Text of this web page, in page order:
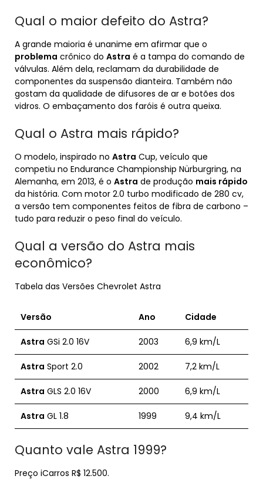
Qual o maior defeito do Astra?
A grande maioria é unanime em afirmar que o
problema crônico do Astra é a tampa do comando de
válvulas. Além dela, reclamam da durabilidade de
componentes da suspensão dianteira. Também não
gostam da qualidade de difusores de ar e botões dos
vidros. O embaçamento dos faróis é outra queixa.
Qual o Astra mais rápido?
O modelo, inspirado no Astra Cup, veículo que
competiu no Endurance Championship Nürburgring, na
Alemanha, em 2013, é o Astra de produção mais rápido
da história. Com motor 2.0 turbo modificado de 280 cv,
a versão tem componentes feitos de fibra de carbono –
tudo para reduzir o peso final do veículo.
Qual a versão do Astra mais
econômico?
Tabela das Versões Chevrolet Astra
Versão Ano Cidade
Astra GSi 2.0 16V 2003 6,9 km/L
Astra Sport 2.0 2002 7,2 km/L
Astra GLS 2.0 16V 2000 6,9 km/L
Astra GL 1.8 1999 9,4 km/L
Quanto vale Astra 1999?
Preço iCarros R$ 12.500.